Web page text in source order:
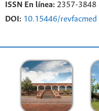
ISSN En línea: 2357-3848
DOI: 10.15446/revfacmed